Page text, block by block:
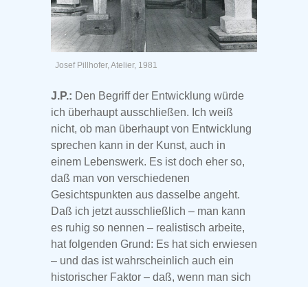
Josef Pillhofer, Atelier, 1981
J.P.: Den Begriff der Entwicklung würde
ich überhaupt ausschließen. Ich weiß
nicht, ob man überhaupt von Entwicklung
sprechen kann in der Kunst, auch in
einem Lebenswerk. Es ist doch eher so,
daß man von verschiedenen
Gesichtspunkten aus dasselbe angeht.
Daß ich jetzt ausschließlich – man kann
es ruhig so nennen – realistisch arbeite,
hat folgenden Grund: Es hat sich erwiesen
– und das ist wahrscheinlich auch ein
historischer Faktor – daß, wenn man sich